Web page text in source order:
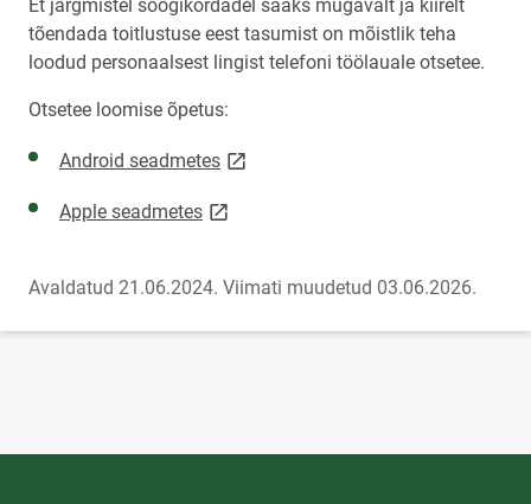
Et järgmistel söögikordadel saaks mugavalt ja kiirelt
tõendada toitlustuse eest tasumist on mõistlik teha
loodud personaalsest lingist telefoni töölauale otsetee.
Otsetee loomise õpetus:
Android seadmeteslink opens on new page
Apple seadmeteslink opens on new page
Avaldatud 21.06.2024. Viimati muudetud 03.06.2026.